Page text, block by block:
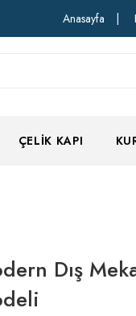
Anasayfa
ÇELIK KAPI
Dış